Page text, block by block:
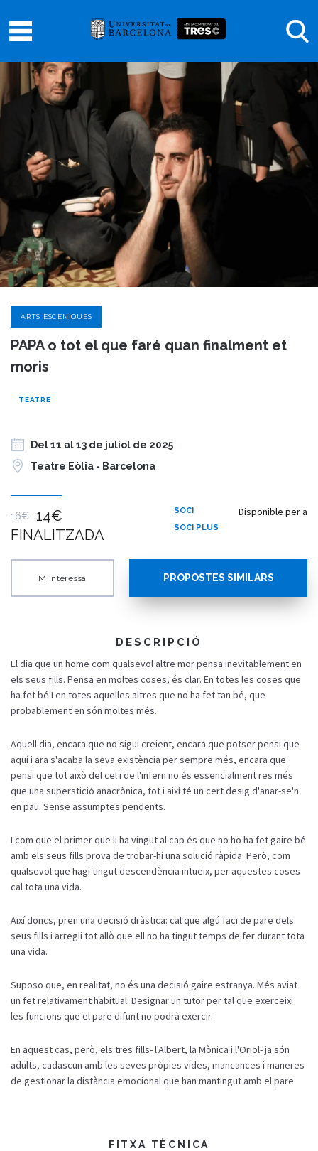
ARTS ESCÈNIQUES
PAPA o tot el que faré quan finalment et
moris
TEATRE
Del 11 al 13 de juliol de 2025
Teatre Eòlia - Barcelona
16€
14€
FINALITZADA
Disponible per a
SOCI
SOCI PLUS
M'interessa PROPOSTES SIMILARS
DESCRIPCIÓ
El dia que un home com qualsevol altre mor pensa inevitablement en
els seus fills. Pensa en moltes coses, és clar. En totes les coses que
ha fet bé I en totes aquelles altres que no ha fet tan bé, que
probablement en són moltes més.
Aquell dia, encara que no sigui creient, encara que potser pensi que
aquí i ara s'acaba la seva existència per sempre més, encara que
pensi que tot això del cel i de l'infern no és essencialment res més
que una superstició anacrònica, tot i així té un cert desig d'anar-se'n
en pau. Sense assumptes pendents.
I com que el primer que li ha vingut al cap és que no ho ha fet gaire bé
amb els seus fills prova de trobar-hi una solució ràpida. Però, com
qualsevol que hagi tingut descendència intueix, per aquestes coses
cal tota una vida.
Així doncs, pren una decisió dràstica: cal que algú faci de pare dels
seus fills i arregli tot allò que ell no ha tingut temps de fer durant tota
una vida.
Suposo que, en realitat, no és una decisió gaire estranya. Més aviat
un fet relativament habitual. Designar un tutor per tal que exerceixi
les funcions que el pare difunt no podrà exercir.
En aquest cas, però, els tres fills- l'Albert, la Mònica i l'Oriol- ja són
adults, cadascun amb les seves pròpies vides, mancances i maneres
de gestionar la distància emocional que han mantingut amb el pare.
FITXA TÈCNICA